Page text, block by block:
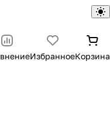
ИзбранноеКорзина